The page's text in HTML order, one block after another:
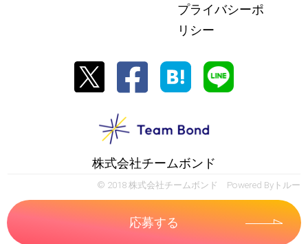
応募する
プライバシーポ
リシー
株式会社チームボンド
© 2018 株式会社チームボンド Powered Byトルー